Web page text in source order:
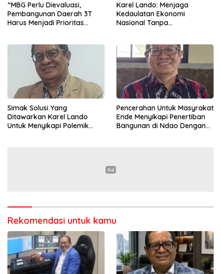
“MBG Perlu Dievaluasi,
Pembangunan Daerah 3T
Harus Menjadi Prioritas
Karel Lando: Menjaga
Kedaulatan Ekonomi
Nasional Tanpa
Simak Solusi Yang
Ditawarkan Karel Lando
Untuk Menyikapi Polemik
Pencerahan Untuk Masyrakat
Ende Menyikapi Penertiban
Bangunan di Ndao Dengan
Rekomendasi untuk kamu